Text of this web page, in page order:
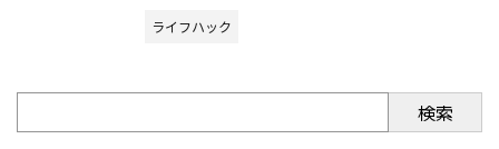
ライフハック
検索